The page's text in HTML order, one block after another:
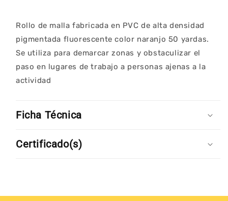
1
Mts)
1
Mts)
Rollo de malla fabricada en PVC de alta densidad
pigmentada fluorescente color naranjo 50 yardas.
Se utiliza para demarcar zonas y obstaculizar el
paso en lugares de trabajo a personas ajenas a la
actividad
Ficha Técnica
Certificado(s)